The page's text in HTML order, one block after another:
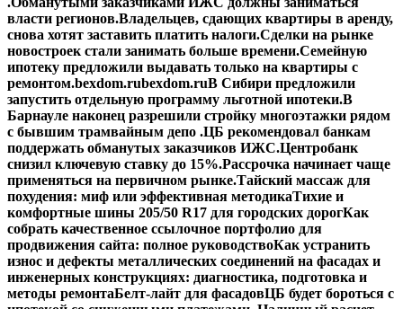
власти регионов.Владельцев, сдающих квартиры в аренду,
снова хотят заставить платить налоги.Сделки на рынке
новостроек стали занимать больше времени.Семейную
ипотеку предложили выдавать только на квартиры с
ремонтом.bexdom.rubexdom.ruВ Сибири предложили
запустить отдельную программу льготной ипотеки.В
Барнауле наконец разрешили стройку многоэтажки рядом
с бывшим трамвайным депо .ЦБ рекомендовал банкам
поддержать обманутых заказчиков ИЖС.Центробанк
снизил ключевую ставку до 15%.Рассрочка начинает чаще
применяться на первичном рынке.Тайский массаж для
похудения: миф или эффективная методикаТихие и
комфортные шины 205/50 R17 для городских дорогКак
собрать качественное ссылочное портфолио для
продвижения сайта: полное руководствоКак устранить
износ и дефекты металлических соединений на фасадах и
инженерных конструкциях: диагностика, подготовка и
методы ремонтаБелт-лайт для фасадовЦБ будет бороться с